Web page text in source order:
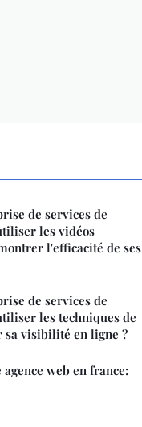
de services de
les vidéos
l'efficacité de ses
de services de
les techniques de
sa visibilité en ligne ?
web en france: